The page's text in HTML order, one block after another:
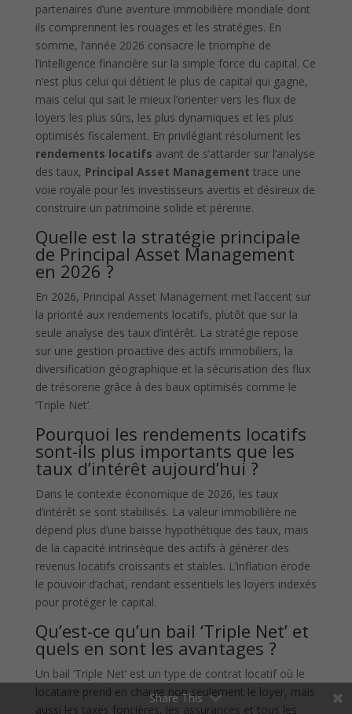
partenaires d’une aventure immobilière mondiale dont
ils comprennent les rouages et les stratégies. En
somme, l’année 2026 consacre le triomphe de
l’intelligence financière sur la simple force du capital. Ce
n’est plus celui qui détient le plus de capital qui gagne,
mais celui qui sait le mieux l’orienter vers les flux de
loyers les plus sûrs, les plus dynamiques et les plus
optimisés fiscalement. En privilégiant résolument les
rendements locatifs avant de s’attarder sur l’analyse
des taux, Principal Asset Management trace une
voie royale pour les investisseurs avertis et désireux de
construire un patrimoine solide et pérenne.
Quelle est la stratégie principale
de Principal Asset Management
en 2026 ?
En 2026, Principal Asset Management met l’accent sur
la priorité aux rendements locatifs, plutôt que sur la
seule analyse des taux d’intérêt. La stratégie repose
sur une gestion proactive des actifs immobiliers, la
diversification géographique et la sécurisation des flux
de trésorerie grâce à des baux optimisés comme le
‘Triple Net’.
Pourquoi les rendements locatifs
sont-ils plus importants que les
taux d’intérêt aujourd’hui ?
Dans le contexte économique de 2026, les taux
d’intérêt se sont stabilisés. La valeur immobilière ne
dépend plus d’une baisse hypothétique des taux, mais
de la capacité intrinsèque des actifs à générer des
revenus locatifs croissants et stables. L’inflation érode
le pouvoir d’achat, rendant essentiels les loyers indexés
pour protéger le capital.
Qu’est-ce qu’un bail ‘Triple Net’ et
quels en sont les avantages ?
Un bail ‘Triple Net’ est un type de contrat locatif où le
locataire prend en charge non seulement le loyer, mais
aussi les taxes foncières, les assurances et tous les
Share This